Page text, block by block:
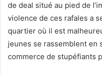
de deal situé au pied de
violence de ces rafales a
quartier où il est
jeunes se rassemblent en
commerce de stupéfiants